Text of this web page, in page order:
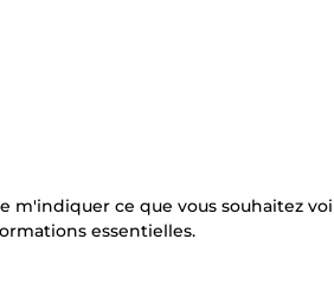
m'indiquer ce que vous souhaitez
essentielles.